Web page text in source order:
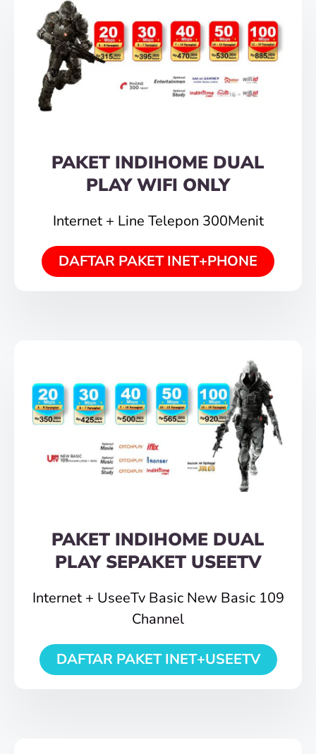
PAKET INDIHOME DUAL
PLAY WIFI ONLY
Internet + Line Telepon 300Menit
DAFTAR PAKET INET+PHONE
PAKET INDIHOME DUAL
PLAY SEPAKET USEETV
Internet + UseeTv Basic New Basic 109
Channel
DAFTAR PAKET INET+USEETV